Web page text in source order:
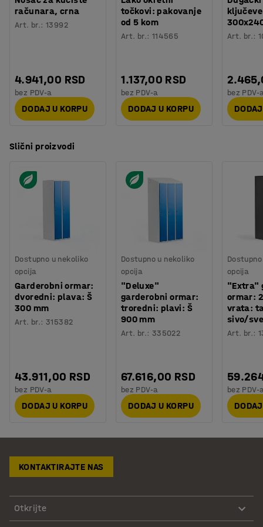
računara, crna
Art. br.:13992
4.941,00 RSD
bez PDV-a
DODAJ U KORPU
točkovi: pakovanje
od 5 kom
Art. br.: 114565
1.137,00 RSD
bez PDV-a
DODAJ U KORPU
Art. br.:
bez PDV-
Slični proizvodi
Dostupno u nekoliko
opcija
Garderobni ormar:
dvoredni: plava: Š
300 mm
Art. br.:315382
43.911,00 RSD
bez PDV-a
DODAJ U KORPU
Dostupno u nekoliko
opcija
"Deluxe"
garderobni ormar:
troredni: plavi: Š
900 mm
Art. br.: 335022
67.616,00 RSD
bez PDV-a
DODAJ U KORPU
opcija
"Extra"
ormar:
vrata:
sivo/
Art. br.:
bez PDV-
KONTAKTIRAJTE NAS
Otkrijte